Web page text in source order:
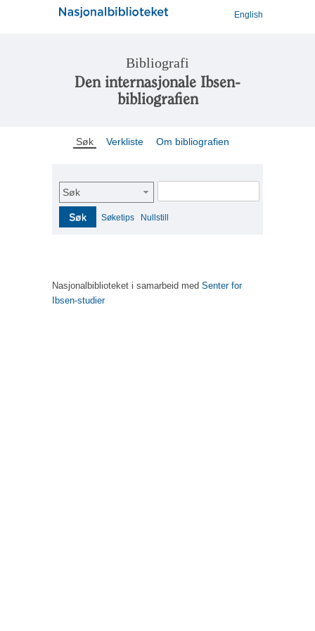
English
Bibliografi
Den internasjonale Ibsen-
bibliografien
Søk Verkliste Om bibliografien
Søk
Søk Søketips Nullstill
Nasjonalbiblioteket i samarbeid med Senter for
Ibsen-studier